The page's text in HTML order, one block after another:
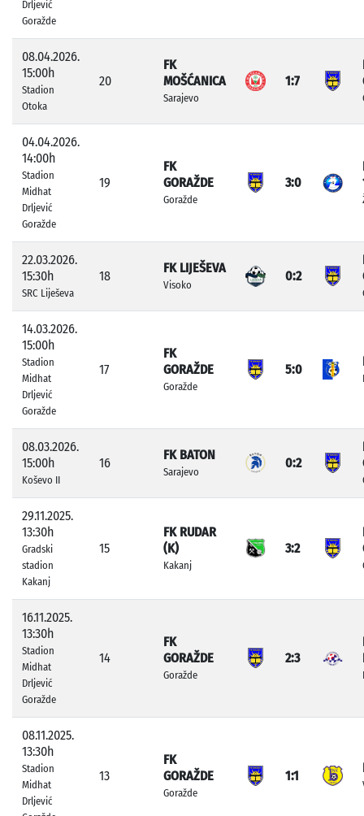
Drljević
Goražde
08.04.2026.
15:00h
Stadion
Otoka
20
FK
MOŠĆANICA
Sarajevo
1:7
04.04.2026.
14:00h
Stadion
Midhat
Drljević
Goražde
19
FK
GORAŽDE
Goražde
3:0
22.03.2026.
15:30h
SRC Liješeva
18
FK LIJEŠEVA
Visoko
0:2
14.03.2026.
15:00h
Stadion
Midhat
Drljević
Goražde
17
FK
GORAŽDE
Goražde
5:0
08.03.2026.
15:00h
Koševo II
16
FK BATON
Sarajevo
0:2
29.11.2025.
13:30h
Gradski
stadion
Kakanj
15
FK RUDAR
(K)
Kakanj
3:2
16.11.2025.
13:30h
Stadion
Midhat
Drljević
Goražde
14
FK
GORAŽDE
Goražde
2:3
08.11.2025.
13:30h
Stadion
Midhat
Drljević
13
FK
GORAŽDE
Goražde
1:1